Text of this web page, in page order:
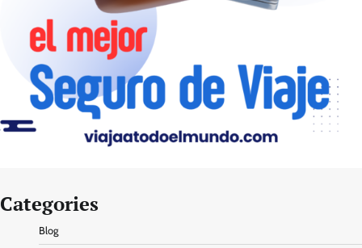
Categories
Blog